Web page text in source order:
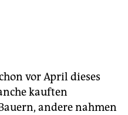
vor April dieses
kauften
andere nahmen